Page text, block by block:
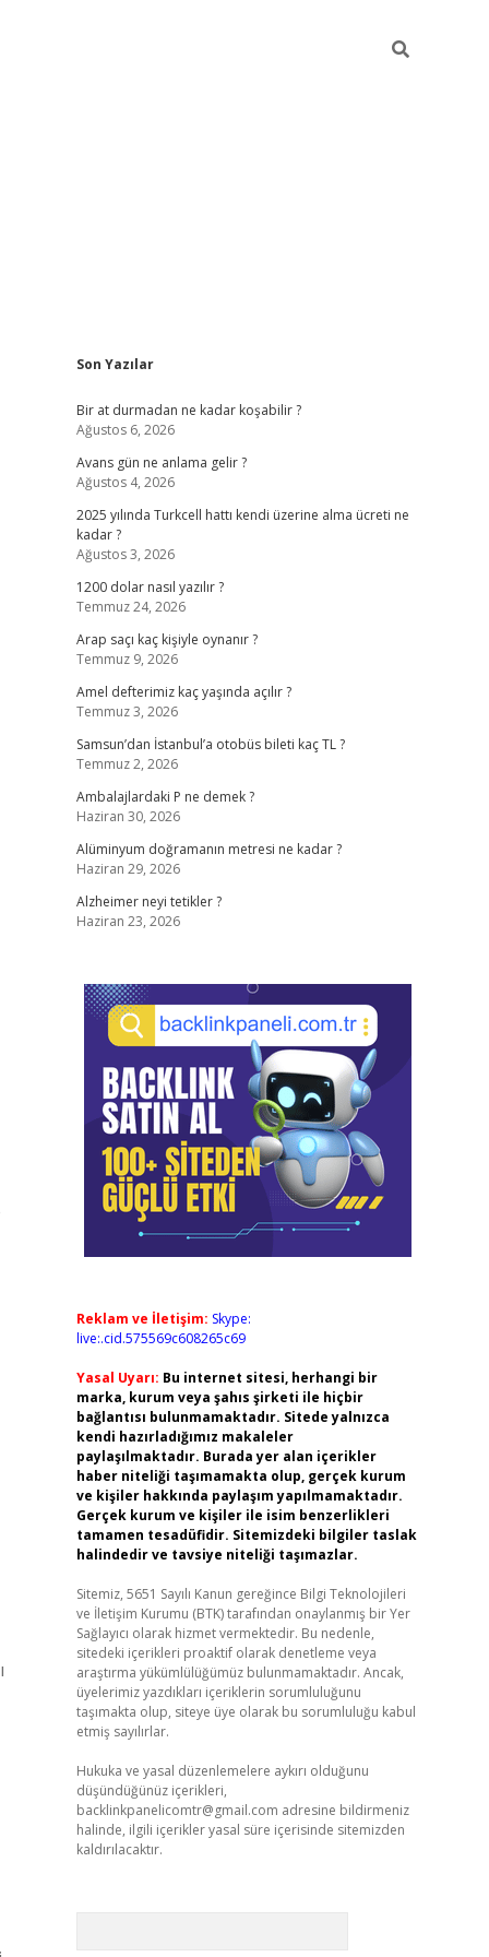
Sidebar
Son Yazılar
Bir at durmadan ne kadar koşabilir ?
Ağustos 6, 2026
Avans gün ne anlama gelir ?
Ağustos 4, 2026
2025 yılında Turkcell hattı kendi üzerine alma ücreti ne
kadar ?
Ağustos 3, 2026
1200 dolar nasıl yazılır ?
Temmuz 24, 2026
Arap saçı kaç kişiyle oynanır ?
Temmuz 9, 2026
Amel defterimiz kaç yaşında açılır ?
Temmuz 3, 2026
Samsun’dan İstanbul’a otobüs bileti kaç TL ?
Temmuz 2, 2026
Ambalajlardaki P ne demek ?
Haziran 30, 2026
Alüminyum doğramanın metresi ne kadar ?
Haziran 29, 2026
Alzheimer neyi tetikler ?
Haziran 23, 2026
Reklam ve İletişim: Skype:
live:.cid.575569c608265c69
Yasal Uyarı: Bu internet sitesi, herhangi bir
marka, kurum veya şahıs şirketi ile hiçbir
bağlantısı bulunmamaktadır. Sitede yalnızca
kendi hazırladığımız makaleler
paylaşılmaktadır. Burada yer alan içerikler
haber niteliği taşımamakta olup, gerçek kurum
ve kişiler hakkında paylaşım yapılmamaktadır.
Gerçek kurum ve kişiler ile isim benzerlikleri
tamamen tesadüfidir. Sitemizdeki bilgiler taslak
halindedir ve tavsiye niteliği taşımazlar.
Sitemiz, 5651 Sayılı Kanun gereğince Bilgi Teknolojileri
ve İletişim Kurumu (BTK) tarafından onaylanmış bir Yer
Sağlayıcı olarak hizmet vermektedir. Bu nedenle,
sitedeki içerikleri proaktif olarak denetleme veya
araştırma yükümlülüğümüz bulunmamaktadır. Ancak,
üyelerimiz yazdıkları içeriklerin sorumluluğunu
taşımakta olup, siteye üye olarak bu sorumluluğu kabul
etmiş sayılırlar.
Hukuka ve yasal düzenlemelere aykırı olduğunu
düşündüğünüz içerikleri,
backlinkpanelicomtr@gmail.com adresine bildirmeniz
halinde, ilgili içerikler yasal süre içerisinde sitemizden
kaldırılacaktır.